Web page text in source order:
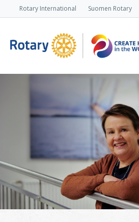
Rotary International Suomen Rotary